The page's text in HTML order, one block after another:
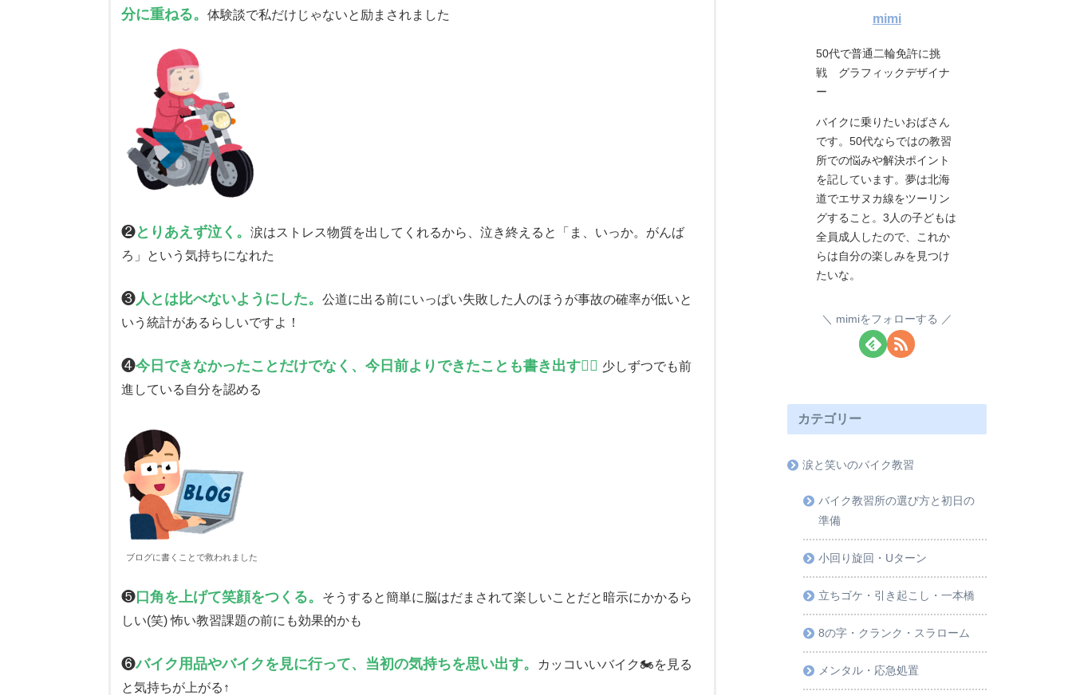
分に重ねる。
体験談で私だけじゃないと励まされました
❷とりあえず泣く。
涙はストレス物質を出してくれるから、泣き終えると「ま、いっか。がんば
ろ」という気持ちになれた
❸人とは比べないようにした。
公道に出る前にいっぱい失敗した人のほうが事故の確率が低いと
いう統計があるらしいですよ！
❹今日できなかったことだけでなく、今日前よりできたことも書き出す✍🏻 少しずつでも前
進している自分を認める
ブログに書くことで救われました
❺口角を上げて笑顔をつくる。
そうすると簡単に脳はだまされて楽しいことだと暗示にかかるら
しい(笑) 怖い教習課題の前にも効果的かも
❻バイク用品やバイクを見に行って、当初の気持ちを思い出す。
カッコいいバイク🏍を見る
と気持ちが上がる↑
mimi
50代で普通二輪免許に挑
戦 グラフィックデザイナ
ー
バイクに乗りたいおばさん
です。50代ならではの教習
所での悩みや解決ポイント
を記しています。夢は北海
道でエサヌカ線をツーリン
グすること。3人の子どもは
全員成人したので、これか
らは自分の楽しみを見つけ
たいな。
mimiをフォローする
カテゴリー
涙と笑いのバイク教習
バイク教習所の選び方と初日の
準備
小回り旋回・Uターン
立ちゴケ・引き起こし・一本橋
8の字・クランク・スラローム
メンタル・応急処置